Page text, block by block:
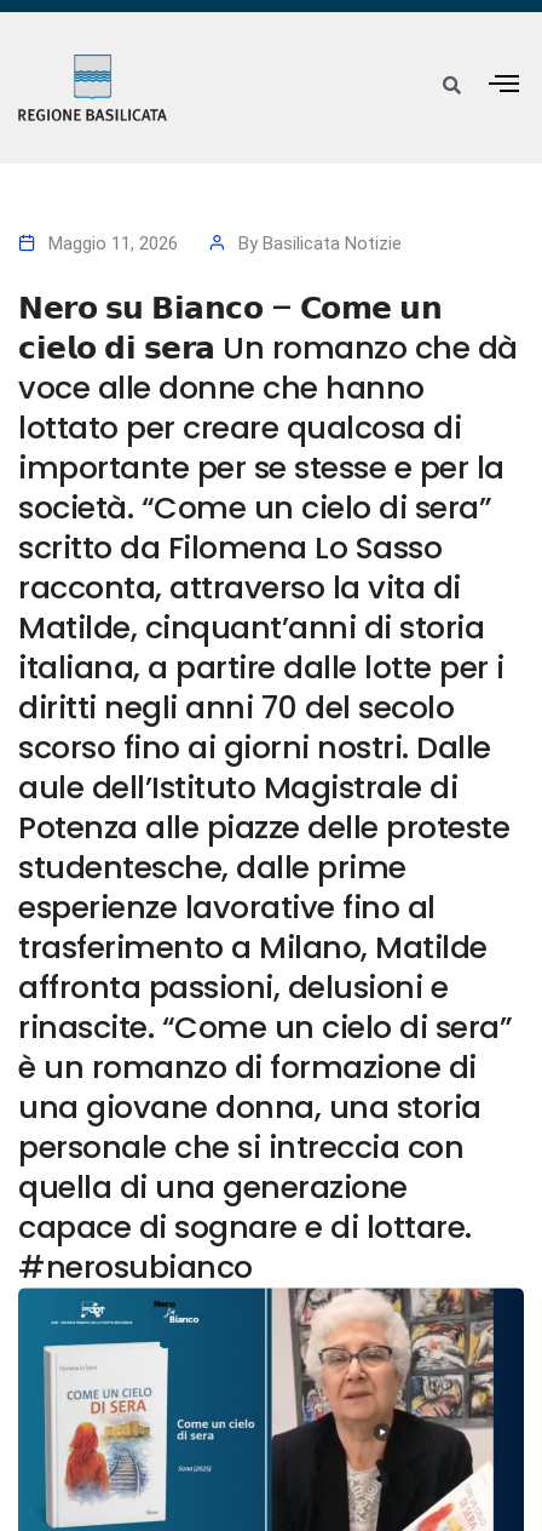
Maggio 11, 2026 By Basilicata Notizie
𝗡𝗲𝗿𝗼 𝘀𝘂 𝗕𝗶𝗮𝗻𝗰𝗼 – 𝗖𝗼𝗺𝗲 𝘂𝗻
𝗰𝗶𝗲𝗹𝗼 𝗱𝗶 𝘀𝗲𝗿𝗮 Un romanzo che dà
voce alle donne che hanno
lottato per creare qualcosa di
importante per se stesse e per la
società. “Come un cielo di sera”
scritto da Filomena Lo Sasso
racconta, attraverso la vita di
Matilde, cinquant’anni di storia
italiana, a partire dalle lotte per i
diritti negli anni 70 del secolo
scorso fino ai giorni nostri. Dalle
aule dell’Istituto Magistrale di
Potenza alle piazze delle proteste
studentesche, dalle prime
esperienze lavorative fino al
trasferimento a Milano, Matilde
affronta passioni, delusioni e
rinascite. “Come un cielo di sera”
è un romanzo di formazione di
una giovane donna, una storia
personale che si intreccia con
quella di una generazione
capace di sognare e di lottare.
#nerosubianco